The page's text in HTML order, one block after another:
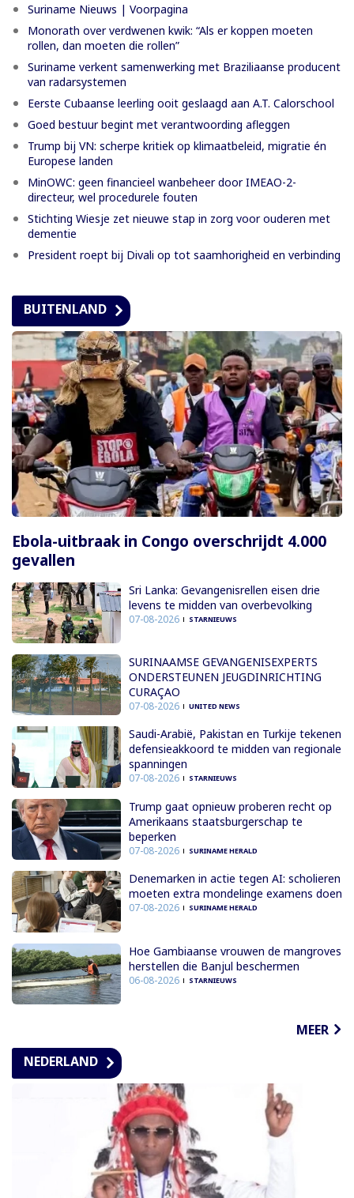
Suriname Nieuws | Voorpagina
Monorath over verdwenen kwik: “Als er koppen moeten
rollen, dan moeten die rollen”
Suriname verkent samenwerking met Braziliaanse producent
van radarsystemen
Eerste Cubaanse leerling ooit geslaagd aan A.T. Calorschool
Goed bestuur begint met verantwoording afleggen
Trump bij VN: scherpe kritiek op klimaatbeleid, migratie én
Europese landen
MinOWC: geen financieel wanbeheer door IMEAO-2-
directeur, wel procedurele fouten
Stichting Wiesje zet nieuwe stap in zorg voor ouderen met
dementie
President roept bij Divali op tot saamhorigheid en verbinding
BUITENLAND
Ebola-uitbraak in Congo overschrijdt 4.000
gevallen
Sri Lanka: Gevangenisrellen eisen drie
levens te midden van overbevolking
07-08-2026 STARNIEUWS
SURINAAMSE GEVANGENISEXPERTS
ONDERSTEUNEN JEUGDINRICHTING
CURAÇAO
07-08-2026 UNITED NEWS
Saudi-Arabië, Pakistan en Turkije tekenen
defensieakkoord te midden van regionale
spanningen
07-08-2026 STARNIEUWS
Trump gaat opnieuw proberen recht op
Amerikaans staatsburgerschap te
beperken
07-08-2026 SURINAME HERALD
Denemarken in actie tegen AI: scholieren
moeten extra mondelinge examens doen
07-08-2026 SURINAME HERALD
Hoe Gambiaanse vrouwen de mangroves
herstellen die Banjul beschermen
06-08-2026 STARNIEUWS
MEER
NEDERLAND